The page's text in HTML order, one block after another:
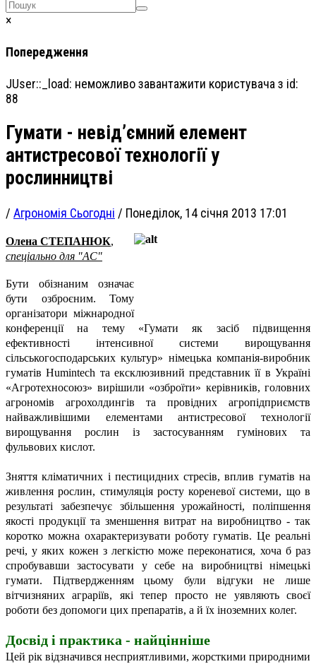
×
Попередження
JUser::_load: неможливо завантажити користувача з id:
88
Гумати - невід’ємний елемент
антистресової технології у
рослинництві
/ Агрономія Сьогодні / Понеділок, 14 січня 2013 17:01
Олена СТЕПАНЮК,
спеціально для "АС"
Бути обізнаним означає
бути озброєним. Тому
організатори міжнародної
конференції на тему «Гумати як засіб підвищення
ефективності інтенсивної системи вирощування
сільськогосподарських культур» німецька компанія-виробник
гуматів Humintech та ексклюзивний представник її в Україні
«Агротехносоюз» вирішили «озброїти» керівників, головних
агрономів агрохолдингів та провідних агропідприємств
найважливішими елементами антистресової технології
вирощування рослин із застосуванням гумінових та
фульвових кислот.
Зняття кліматичних і пестицидних стресів, вплив гуматів на
живлення рослин, стимуляція росту кореневої системи, що в
результаті забезпечує збільшення урожайності, поліпшення
якості продукції та зменшення витрат на виробництво - так
коротко можна охарактеризувати роботу гуматів. Це реальні
речі, у яких кожен з легкістю може переконатися, хоча б раз
спробувавши застосувати у себе на виробництві німецькі
гумати. Підтвердженням цьому були відгуки не лише
вітчизняних аграріїв, які тепер просто не уявляють своєї
роботи без допомоги цих препаратів, а й їх іноземних колег.
Досвід і практика - найцінніше
Цей рік відзначився несприятливими, жорсткими природними